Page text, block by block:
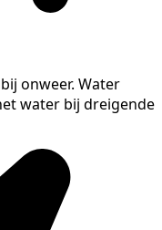
onweer. Water
water bij dreigende